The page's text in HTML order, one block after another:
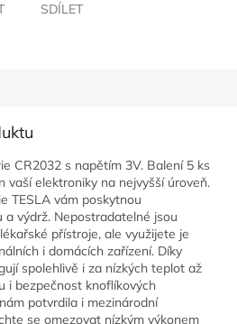
SDÍLET
CR2032 s napětím 3V. Balení 5 ks
vaší elektroniky na nejvyšší úroveň.
TESLA vám poskytnou
a výdrž. Nepostradatelné jsou
přístroje, ale využijete je
i domácích zařízení. Díky
spolehlivě i za nízkých teplot až
i bezpečnost knoflíkových
potvrdila i mezinárodní
se omezovat nízkým výkonem